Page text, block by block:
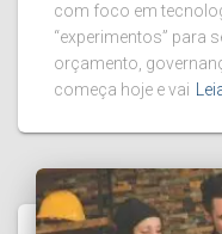
com foco em
“experimentos” para
orçamento,
começa hoje e vai